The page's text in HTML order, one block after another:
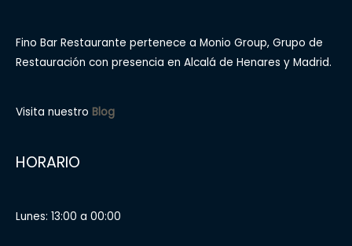
Fino Bar Restaurante pertenece a Monio Group, Grupo de
Restauración con presencia en Alcalá de Henares y Madrid.
Visita nuestro Blog
HORARIO
Lunes: 13:00 a 00:00